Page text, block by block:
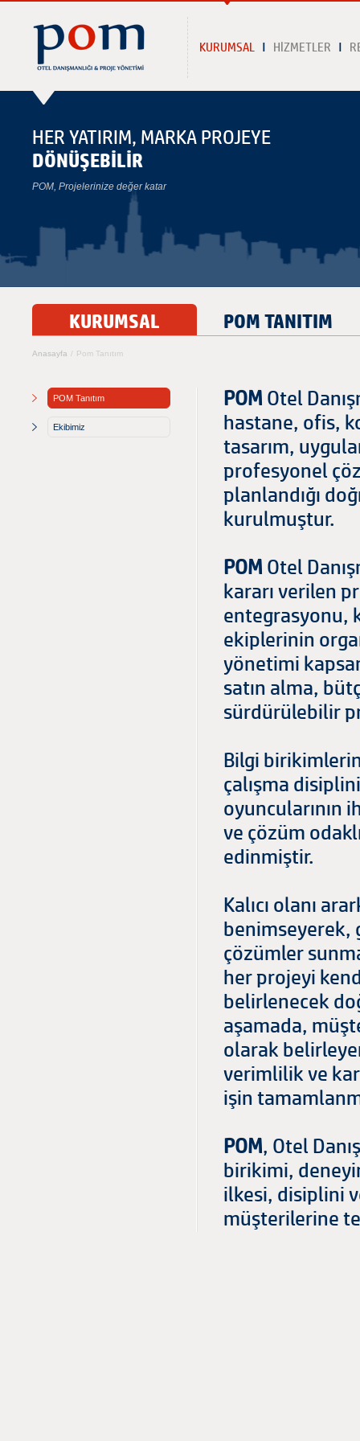
KURUMSAL HİZMETLER
HER YATIRIM, MARKA PROJEYE
DÖNÜŞEBİLİR
POM, Projelerinize değer katar
KURUMSAL POM TANITIM
Anasayfa / Pom Tanıtım
POM Tanıtım
Ekibimiz
POM Otel
hastane, ofis,
tasarım,
profesyonel
planlandığı
kurulmuştur.
POM Otel
kararı verilen
entegrasyonu,
ekiplerinin
yönetimi
satın alma,
sürdürülebilir
Bilgi
çalışma
oyuncularının
ve çözüm
edinmiştir.
Kalıcı olanı
benimseyerek,
çözümler
her projeyi
belirlenecek
aşamada,
olarak
verimlilik ve
işin
POM, Otel
birikimi,
ilkesi, disiplini
müşterilerine